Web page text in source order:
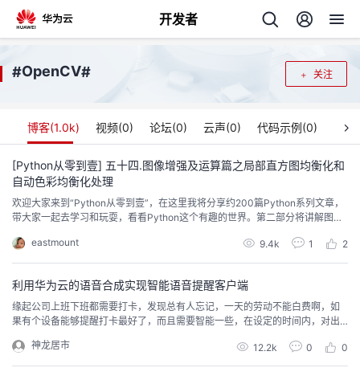
开发者
回
个
页
开
发
关注
#OpenCV#
博客(1.0k) 视频(0) 论坛(0) 云声(0) 代码示例(0)
[Python从零到壹] 五十四.图像增强及运算篇之局部直方图均衡化和
自动色彩均衡化处理
欢迎大家来到“Python从零到壹”，在这里我将分享约200篇Python系列文章，
带大家一起去学习和玩耍，看看Python这个有趣的世界。第二部分将讲解图像
继续讲解图像增强，包括图像局部直方图均衡化和自动色彩均衡化处理。希望
文章对您有所帮助，如果有不足之处，还请海涵。
eastmount 9.4k 1 2
利用华为云的语音合成实现智能语音提醒客户端
缘起公司上班下班都需要打卡，发现总有人忘记，一天的劳动不能白费啊，如
果有个设备能够提醒打卡最好了，而且需要智能一些，在设定的时间内，对出
人脸的注册与识别见上一篇《利用华为云FRS+OpenCv共同完成人脸识别场
景》语音提醒，根据识别到的人脸，正确喊出“张三不要忘记打卡”，如果是Win
神龙居市 12.2k 0 0